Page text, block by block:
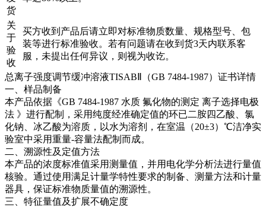
货
关
于
验
收
买方收到产品后请立即对标准物质数量、规格型号、包
装等进行标准验收。若有问题请在收到货3天内联系客
服，未提出任何异议，则视为收讫。
总离子强度调节缓冲溶液TISABⅡ（GB 7484-1987）证书详情
一、样品制备
本产品依据《GB 7484-1987 水质 氟化物的测定 离子选择电极
法 》进行配制，采用纯度经准确定值的环已二胺四乙酸、氯
化钠、冰乙酸为溶质，以水为溶剂，在室温（20±3）℃洁净实
验室中采用重量-容量法配制而成。
二、溯源性及定值方法
本产品的浓度标准值采用测量值，并用电化学分析法进行量值
核验。通过使用满足计量学特性要求的制备、测量方法和计量
器具，保证标准物质量值的溯源性。
三、特征量值及扩展不确定度